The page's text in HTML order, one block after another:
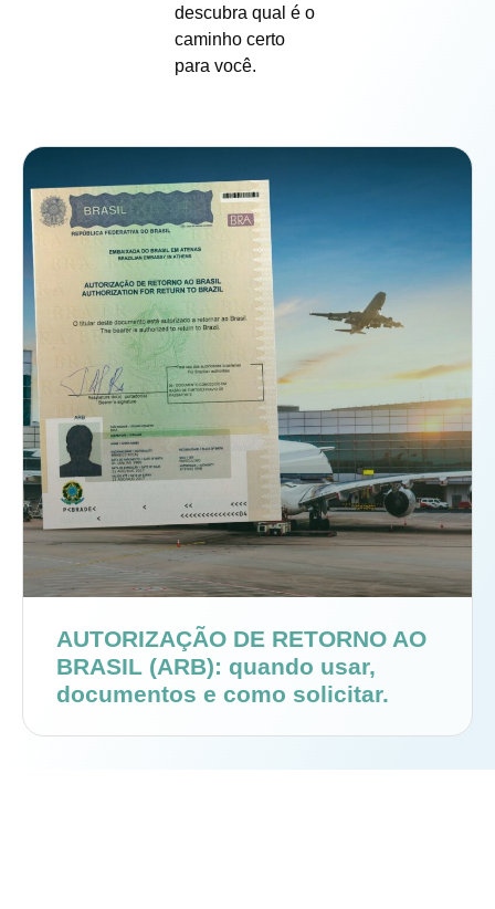
descubra qual é o
caminho certo
para você.
AUTORIZAÇÃO DE RETORNO AO
BRASIL (ARB): quando usar,
documentos e como solicitar.